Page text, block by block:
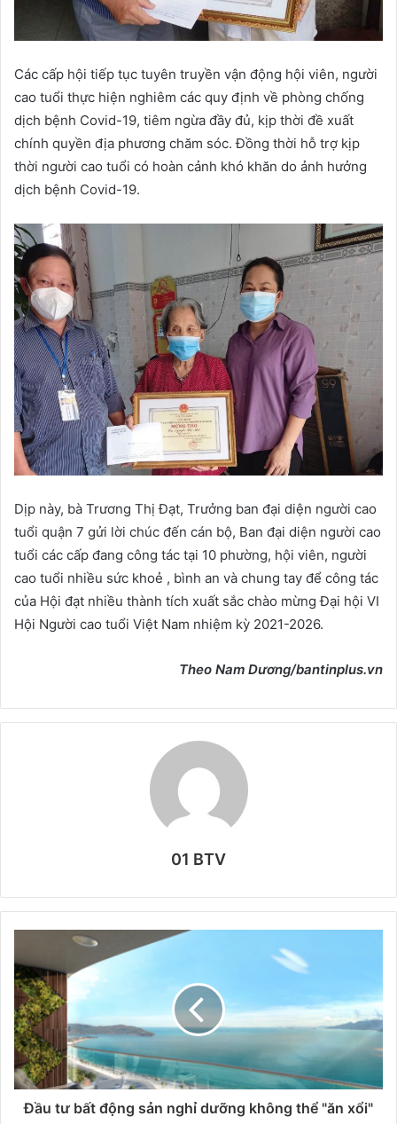
Các cấp hội tiếp tục tuyên truyền vận động hội viên, người
cao tuổi thực hiện nghiêm các quy định về phòng chống
dịch bệnh Covid-19, tiêm ngừa đầy đủ, kịp thời đề xuất
chính quyền địa phương chăm sóc. Đồng thời hỗ trợ kịp
thời người cao tuổi có hoàn cảnh khó khăn do ảnh hưởng
dịch bệnh Covid-19.
Dịp này, bà Trương Thị Đạt, Trưởng ban đại diện người cao
tuổi quận 7 gửi lời chúc đến cán bộ, Ban đại diện người cao
tuổi các cấp đang công tác tại 10 phường, hội viên, người
cao tuổi nhiều sức khoẻ , bình an và chung tay để công tác
của Hội đạt nhiều thành tích xuất sắc chào mừng Đại hội VI
Hội Người cao tuổi Việt Nam nhiệm kỳ 2021-2026.
Theo Nam Dương/bantinplus.vn
01 BTV
Đầu tư bất động sản nghỉ dưỡng không thể "ăn xổi"